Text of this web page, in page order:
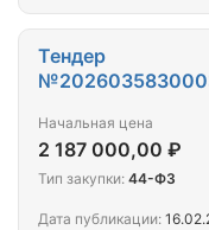
Тендер
Начальная цена
2 187 000,00 ₽
Тип закупки: 44-ФЗ
Дата публикации: